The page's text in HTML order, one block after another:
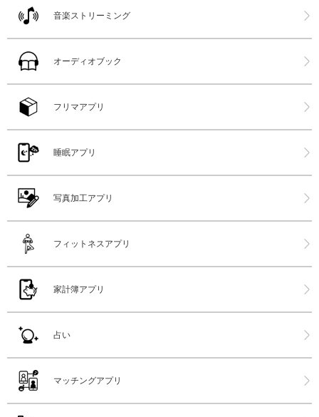
音楽ストリーミング
オーディオブック
フリマアプリ
睡眠アプリ
写真加工アプリ
フィットネスアプリ
家計簿アプリ
占い
マッチングアプリ